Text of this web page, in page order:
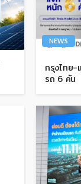
NEWS
กรุงไทย-
รถ 6 คัน